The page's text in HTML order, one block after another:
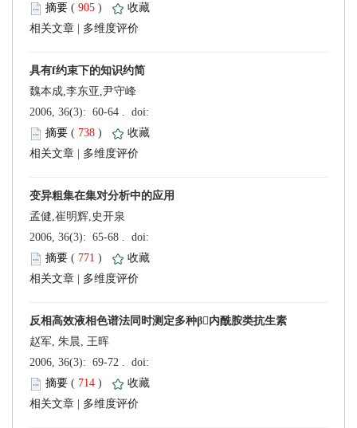
(
)
魏本成,李东亚,尹守峰
(
)
孟健,崔明辉,史开泉
(
)
赵军, 朱晨, 王晖
(
)